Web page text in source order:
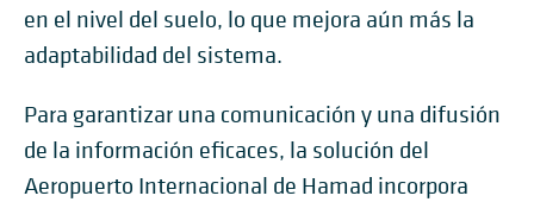
en el nivel del suelo, lo que mejora aún más la
adaptabilidad del sistema.
Para garantizar una comunicación y una difusión
de la información eficaces, la solución del
Aeropuerto Internacional de Hamad incorpora